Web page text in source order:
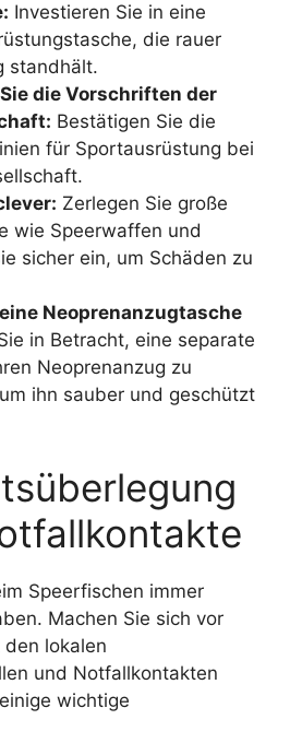
Investieren Sie in eine
die rauer
standhält.
die Vorschriften der
Bestätigen Sie die
für Sportausrüstung bei
Zerlegen Sie große
wie Speerwaffen und
sicher ein, um Schäden zu
Neoprenanzugtasche
in Betracht, eine separate
Neoprenanzug zu
ihn sauber und geschützt
Speerfischen immer
Machen Sie sich vor
lokalen
und Notfallkontakten
wichtige